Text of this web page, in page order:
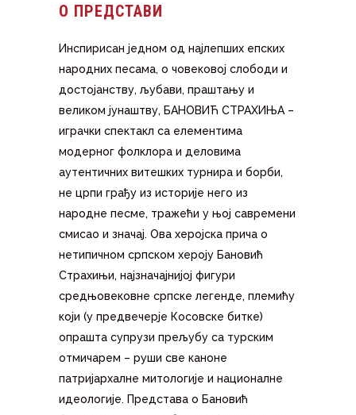
О ПРЕДСТАВИ
Инспирисан једном од најлепших епских
народних песама, о човековој слободи и
достојанству, љубави, праштању и
великом јунаштву, БАНОВИЋ СТРАХИЊА –
играчки спектакл са елементима
модерног фолклора и деловима
аутентичних витешких турнира и борби,
не црпи грађу из историје него из
народне песме, тражећи у њој савремени
смисао и значај. Ова херојска прича о
нетипичном српском хероју Бановић
Страхињи, најзначајнијој фигури
средњовековне српске легенде, племићу
који (у предвечерје Косовске битке)
опрашта супрузи прељубу са турским
отмичарем – руши све каноне
патријархалне митологије и националне
идеологије. Представа о Бановић